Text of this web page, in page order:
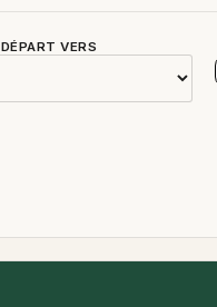
DÉPART VERS